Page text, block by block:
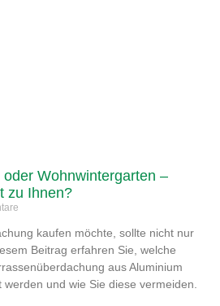
Wohnwintergarten –
zu Ihnen?
kaufen möchte, sollte nicht nur
Beitrag erfahren Sie, welche
aus Aluminium
und wie Sie diese vermeiden.